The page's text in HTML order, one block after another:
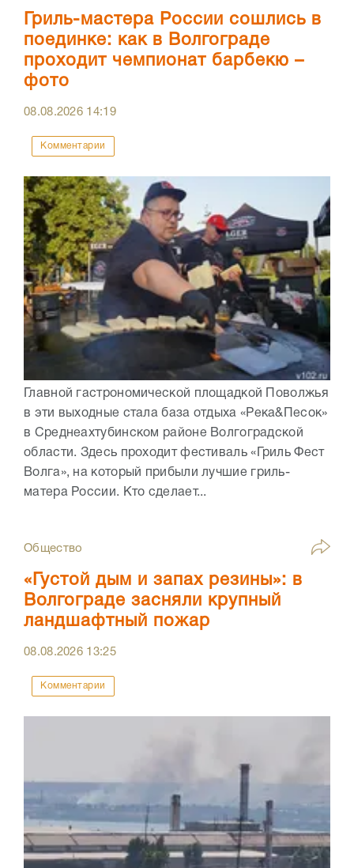
Гриль-мастера России сошлись в
поединке: как в Волгограде
проходит чемпионат барбекю –
фото
08.08.2026 14:19
Комментарии
Главной гастрономической площадкой Поволжья
в эти выходные стала база отдыха «Река&Песок»
в Среднеахтубинском районе Волгоградской
области. Здесь проходит фестиваль «Гриль Фест
Волга», на который прибыли лучшие гриль-
матера России. Кто сделает...
Общество
«Густой дым и запах резины»: в
Волгограде засняли крупный
ландшафтный пожар
08.08.2026 13:25
Комментарии